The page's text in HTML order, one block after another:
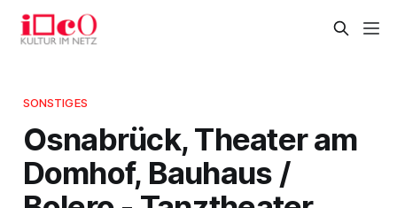
SONSTIGES
Osnabrück, Theater am
Domhof, Bauhaus /